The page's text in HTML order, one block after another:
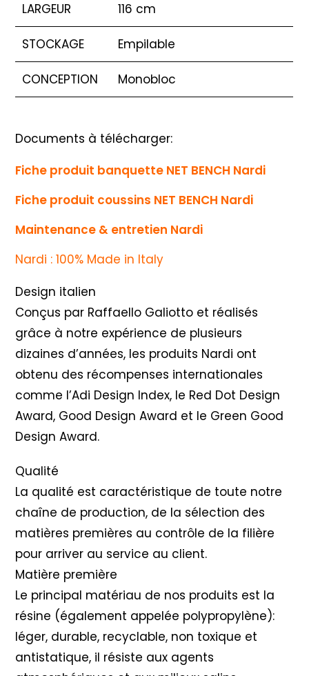
LARGEUR 116 cm
STOCKAGE Empilable
CONCEPTION Monobloc
Documents à télécharger:
Fiche produit banquette NET BENCH Nardi
Fiche produit coussins NET BENCH Nardi
Maintenance & entretien Nardi
Nardi : 100% Made in Italy
Design italien
Conçus par Raffaello Galiotto et réalisés
grâce à notre expérience de plusieurs
dizaines d’années, les produits Nardi ont
obtenu des récompenses internationales
comme l’Adi Design Index, le Red Dot Design
Award, Good Design Award et le Green Good
Design Award.
Qualité
La qualité est caractéristique de toute notre
chaîne de production, de la sélection des
matières premières au contrôle de la filière
pour arriver au service au client.
Matière première
Le principal matériau de nos produits est la
résine (également appelée polypropylène):
léger, durable, recyclable, non toxique et
antistatique, il résiste aux agents